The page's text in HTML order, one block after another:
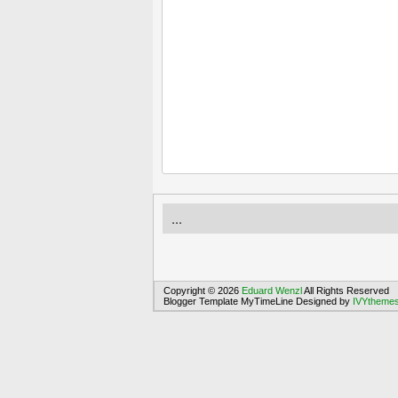
...
Copyright © 2026 Eduard WenzlAll Rights Reserved
Blogger Template MyTimeLine Designed by IVYthemes